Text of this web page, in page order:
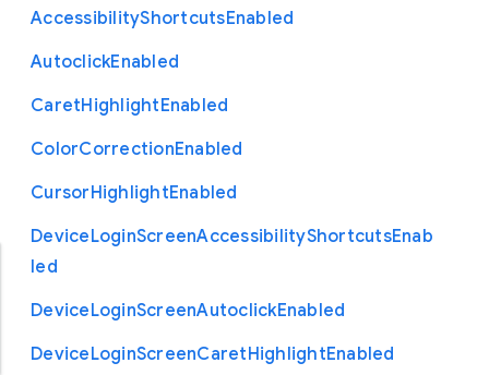
AccessibilityShortcutsEnabled
AutoclickEnabled
CaretHighlightEnabled
ColorCorrectionEnabled
CursorHighlightEnabled
DeviceLoginScreenAccessibilityShortcutsEnab
led
DeviceLoginScreenAutoclickEnabled
DeviceLoginScreenCaretHighlightEnabled